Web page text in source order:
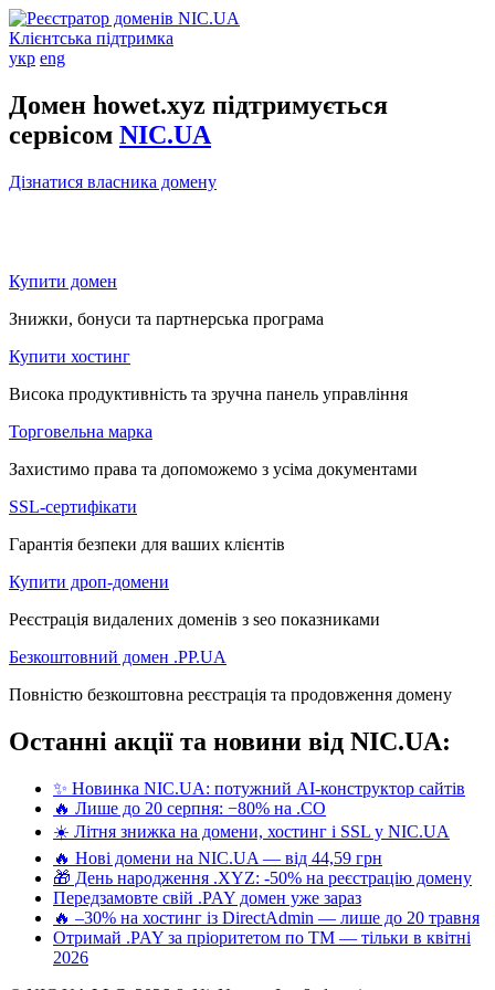
Клієнтська підтримка
укр eng
Домен howet.xyz підтримується
сервісом NIC.UA
Дізнатися власника домену
Купити домен
Знижки, бонуси та партнерська програма
Купити хостинг
Висока продуктивність та зручна панель управління
Торговельна марка
Захистимо права та допоможемо з усіма документами
SSL-сертифікати
Гарантія безпеки для ваших клієнтів
Купити дроп-домени
Реєстрація видалених доменів з seo показниками
Безкоштовний домен .PP.UA
Повністю безкоштовна реєстрація та продовження домену
Останні акції та новини від NIC.UA:
✨ Новинка NIC.UA: потужний AI-конструктор сайтів
🔥 Лише до 20 серпня: −80% на .CO
☀️ Літня знижка на домени, хостинг і SSL у NIC.UA
🔥 Нові домени на NIC.UA — від 44,59 грн
🎁 День народження .XYZ: -50% на реєстрацію домену
Передзамовте свій .PAY домен уже зараз
🔥 –30% на хостинг із DirectAdmin — лише до 20 травня
Отримай .PAY за пріоритетом по ТМ — тільки в квітні
2026